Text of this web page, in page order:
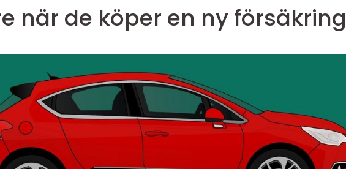
när de köper en ny försäkring